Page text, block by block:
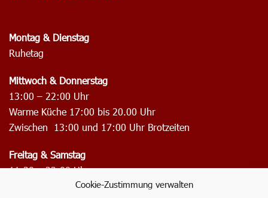
Cookie-Zustimmung verwalten
Montag & Dienstag
Ruhetag
Mittwoch & Donnerstag
13:00 – 22:00 Uhr
Warme Küche 17:00 bis 20.00 Uhr
Zwischen 13:00 und 17:00 Uhr Brotzeiten
Freitag & Samstag
11:30 – 22:00 Uhr
Warme Küche bis 20.00 Uhr